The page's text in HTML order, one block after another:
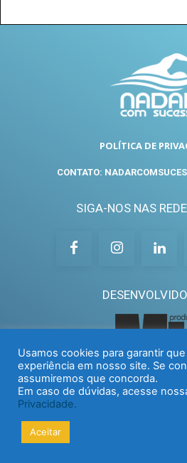
POLÍTICA DE
CONTATO:
SIGA-NOS NAS
Usamos cookies para garantir
experiência em nosso site. Se
assumiremos que concorda.
Em caso de dúvidas, acesse
Privacidade.
Aceitar